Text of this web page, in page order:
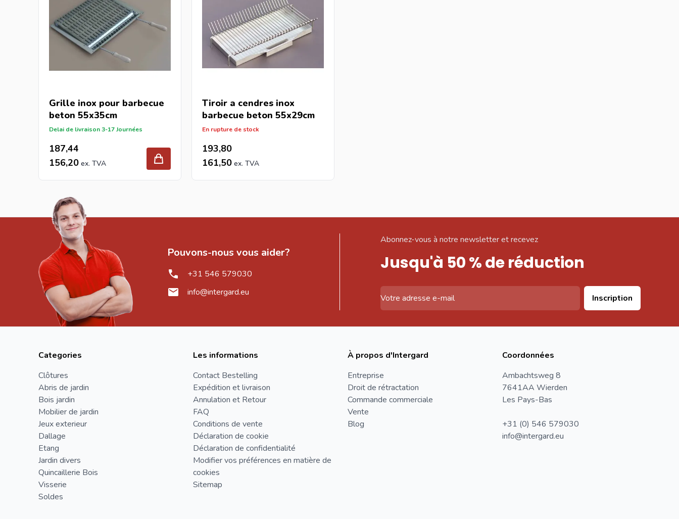
Grille inox pour barbecue
beton 55x35cm
Delai de livraison 3-17 Journées
187,44
156,20
Tiroir a cendres inox
barbecue beton 55x29cm
En rupture de stock
193,80
161,50
Pouvons-nous vous aider?
+31 546 579030
info@intergard.eu
Abonnez-vous à notre newsletter et recevez
Jusqu'à 50 % de réduction
Inscription
Categories
Clôtures
Abris de jardin
Bois jardin
Mobilier de jardin
Jeux exterieur
Dallage
Etang
Jardin divers
Quincaillerie Bois
Visserie
Soldes
Les informations
Contact Bestelling
Expédition et livraison
Annulation et Retour
FAQ
Conditions de vente
Déclaration de cookie
Déclaration de confidentialité
Modifier vos préférences en matière de
cookies
Sitemap
À propos d'Intergard
Entreprise
Droit de rétractation
Commande commerciale
Vente
Blog
Coordonnées
Ambachtsweg 8
7641AA Wierden
Les Pays-Bas
+31 (0) 546 579030
info@intergard.eu